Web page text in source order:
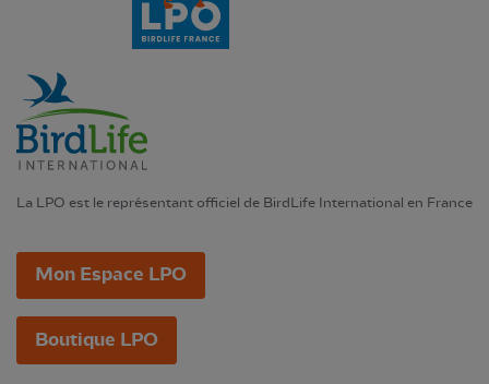
La LPO est le représentant officiel de BirdLife International en France
Mon Espace LPO
Boutique LPO